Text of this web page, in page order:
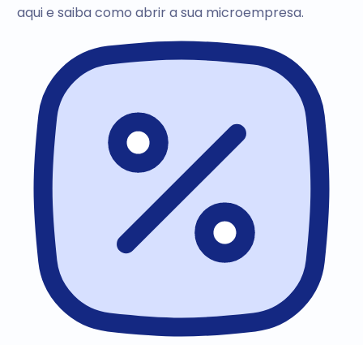
aqui e saiba como abrir a sua microempresa.